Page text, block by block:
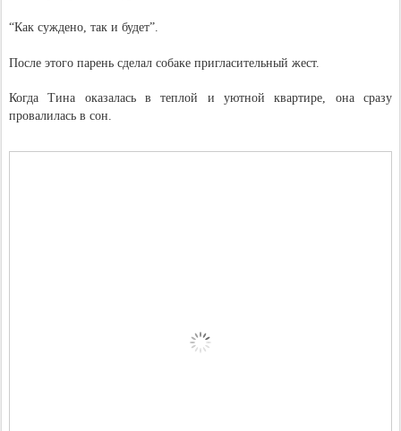
“Как суждено, так и будет”.
После этого парень сделал собаке пригласительный жест.
Когда Тина оказалась в теплой и уютной квартире, она сразу
провалилась в сон.